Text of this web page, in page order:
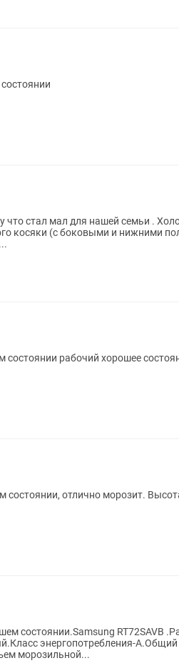
что стал мал для нашей семьи .
косяки (с боковыми и нижними
рабочий хорошее
состоянии, отлично морозит.
состоянии.Samsung RT72SAVB
энергопотребления-
морозильной...